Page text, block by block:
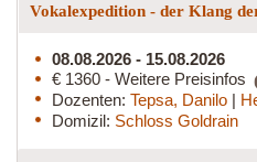
Vokalexpedition - der Klang
08.08.2026 - 15.08.2026
€ 1360 - Weitere Preisinfos
Dozenten: Tepsa, Danilo |
Domizil: Schloss Goldrain